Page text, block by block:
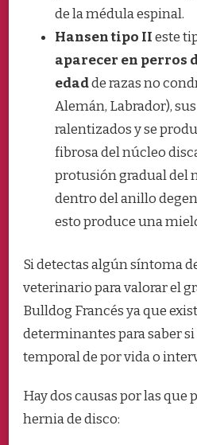
de la médula espinal.
Hansen tipo IIeste
aparecer en perros
edadde razas no
Alemán, Labrador),
ralentizados y se
fibrosa del núcleo
protusión gradual del
dentro del anillo
esto produce una
Si detectas algún síntoma
veterinario para valorar el
Bulldog Francés ya que
determinantes para saber
temporal de por vida o
Hay dos causas por las que
hernia de disco: